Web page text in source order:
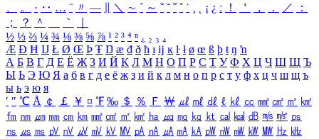
、
。 · ‥ … ¨ 〃 ― ＼ ∼ ´ ～ ˇ ˘ ˝ ˚ ˙ ¸ ¡ ¿ ː ！ ＇ ， ． ／
：
；
？ ＾ ｀
½ ⅓ ⅔ ¼ ¾ ⅛ ⅜ ⅝ ⅞ ¹ ² ³ ⁴ ⁿ ₁ ₂ ₃ ₄
Æ Ð Ħ Ĳ Ł Ø Œ Þ Ŧ Ŋ æ đ ð ħ ı ĳ ĸ ŀ ł ø œ ß þ ŧ ŋ ŉ
А Б В Г Д Е Ё Ж З И Й К Л М Н О П Р С Т У Ф Х Ц Ч Ш Щ Ъ
Ы Ь Э Ю Я а б в г д е ё ж з и й к л м н о п р с т у ф х ц ч ш щ ъ
ы ь э ю я
′ ″ ℃ Å ￠ ￡ ￥ ¤ ℉ ‰ ＄ ％ Ｆ ￦ ㎕ ㎖ ㎗ ℓ ㎘ ㏄ ㎣ ㎤ ㎥ ㎦
㎙ ㎚ ㎛ ㎜ ㎝ ㎞ ㎟ ㎠ ㎡ ㎢ ㏊ ㎍ ㎎ ㎏ ㏏ ㎈ ㎉ ㏈ ㎧ ㎨ ㎰
㎱ ㎲ ㎳ ㎴ ㎵ ㎶ ㎷ ㎸ ㎹ ㎀ ㎁ ㎂ ㎃ ㎄ ㎺ ㎻ ㎽ ㎾ ㎿ ㎐ ㎑